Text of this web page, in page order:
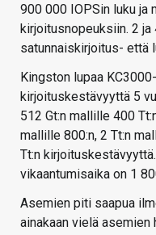
900 000 IOPSin luku ja
kirjoitusnopeuksiin. 2
satunnaiskirjoitus- että
Kingston lupaa
kirjoituskestävyyttä 5
512 Gt:n mallille 400
mallille 800:n, 2 Tt:n
Tt:n
vikaantumisaika on 1
Asemien piti saapua
ainakaan vielä